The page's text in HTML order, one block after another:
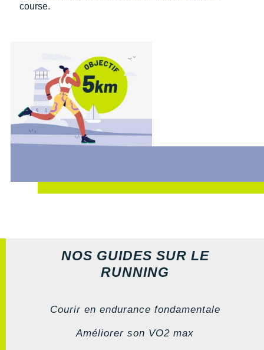
course.
NOS GUIDES SUR LE
RUNNING
Courir en endurance fondamentale
Améliorer son VO2 max